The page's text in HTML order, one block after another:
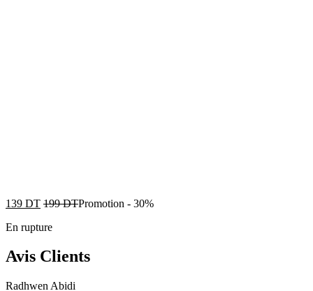
139 DT 199DTPromotion - 30%
En rupture
Avis Clients
Radhwen Abidi